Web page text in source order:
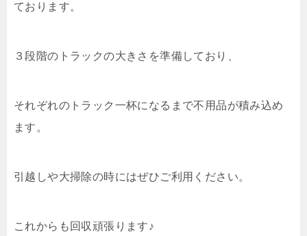
ております。
３段階のトラックの大きさを準備しており、
それぞれのトラック一杯になるまで不用品が積み込め
ます。
引越しや大掃除の時にはぜひご利用ください。
これからも回収頑張ります♪